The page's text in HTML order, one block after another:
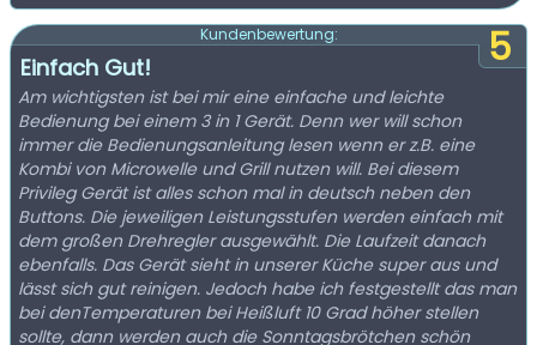
5
Kundenbewertung:
Einfach Gut!
Am wichtigsten ist bei mir eine einfache und leichte
Bedienung bei einem 3 in 1 Gerät. Denn wer will schon
immer die Bedienungsanleitung lesen wenn er z.B. eine
Kombi von Microwelle und Grill nutzen will. Bei diesem
Privileg Gerät ist alles schon mal in deutsch neben den
Buttons. Die jeweiligen Leistungsstufen werden einfach mit
dem großen Drehregler ausgewählt. Die Laufzeit danach
ebenfalls. Das Gerät sieht in unserer Küche super aus und
lässt sich gut reinigen. Jedoch habe ich festgestellt das man
bei denTemperaturen bei Heißluft 10 Grad höher stellen
sollte, dann werden auch die Sonntagsbrötchen schön